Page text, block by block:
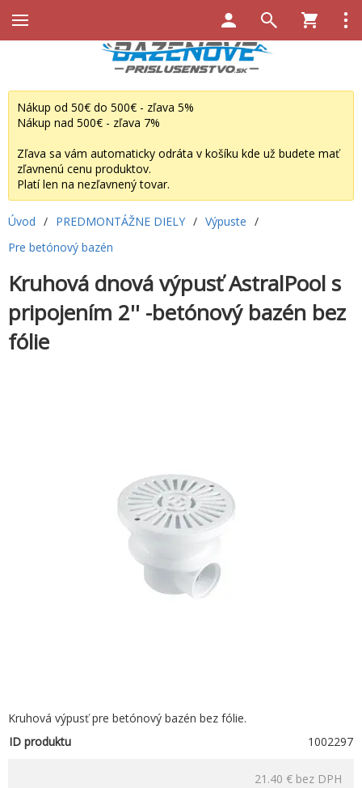
Nákup od 50€ do 500€ - zľava 5%
Nákup nad 500€ - zľava 7%
Zľava sa vám automaticky odráta v košíku kde už budete mať
zľavnenú cenu produktov.
Platí len na nezľavnený tovar.
Úvod / PREDMONTÁŽNE DIELY / Výpuste /
Pre betónový bazén
Kruhová dnová výpusť AstralPool s
pripojením 2'' -betónový bazén bez
fólie
Kruhová výpusť pre betónový bazén bez fólie.
ID produktu
1002297
21.40 € bez DPH